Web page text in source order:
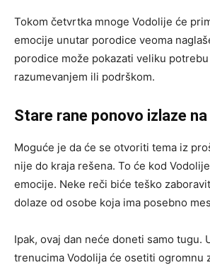
Tokom četvrtka mnoge Vodolije će
emocije unutar porodice veoma
porodice može pokazati veliku
razumevanjem ili podrškom.
Stare rane ponovo izlaze
Moguće je da će se otvoriti tema iz
nije do kraja rešena. To će kod
emocije. Neke reči biće teško
dolaze od osobe koja ima posebno
Ipak, ovaj dan neće doneti samo tugu.
trenucima Vodolija će osetiti ogromnu